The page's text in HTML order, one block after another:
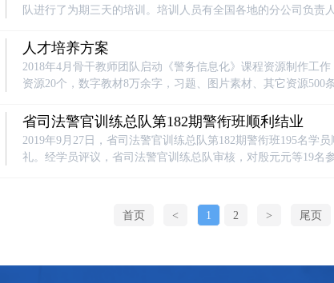
队进行了为期三天的培训。培训人员有全国各地的分公司负
人才培养方案
2018年4月骨干教师团队启动《警务信息化》课程资源制作工
资源20个，数字教材8万余字，习题、图片素材、其它资源500
省司法警官训练总队第182期警衔班顺利结业
2019年9月27日，省司法警官训练总队第182期警衔班195名学
礼。经学员评议，省司法警官训练总队审核，对殷元元等19名
首页 < 1 2 > 尾页